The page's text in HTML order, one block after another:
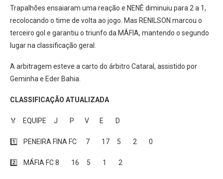
Trapalhões ensaiaram uma reação e NENÊ diminuiu para 2 a 1,
recolocando o time de volta ao jogo. Mas RENILSON marcou o
terceiro gol e garantiu o triunfo da MÁFIA, mantendo o segundo
lugar na classificação geral.
A arbitragem esteve a carto do árbitro Cataral, assistido por
Geminha e Eder Bahia.
CLASSIFICAÇÃO ATUALIZADA
🏅 EQUIPE J P V E D
1️⃣ PENEIRA FINA FC 7 17 5 2 0
2️⃣ MÁFIA FC 8 16 5 1 2